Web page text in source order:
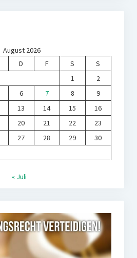
August 2026
D F S
S
1
2
6 7 8
9
13 14 15
16
20 21 22
23
27 28 29
30
« Juli